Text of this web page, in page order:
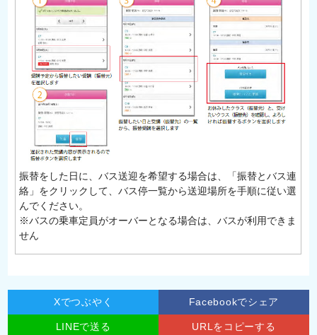
振替をした日に、バス送迎を希望する場合は、「振替とバス連
絡」をクリックして、バス停一覧から送迎場所を手順に従い選
んでください。
※バスの乗車定員がオーバーとなる場合は、バスが利用できま
せん
Xでつぶやく Facebookでシェア
LINEで送る URLをコピーする